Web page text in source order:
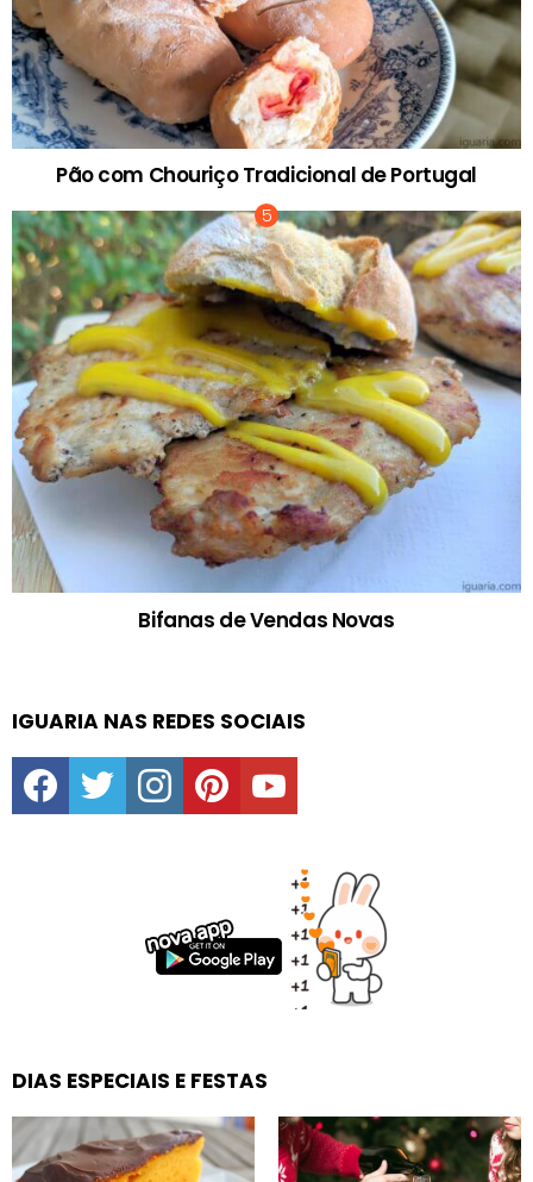
Pão com Chouriço Tradicional de Portugal
Bifanas de Vendas Novas
IGUARIA NAS REDES SOCIAIS
facebooktwitter instagrampinterestyoutube
DIAS ESPECIAIS E FESTAS